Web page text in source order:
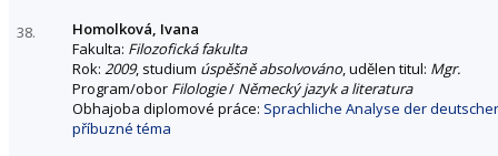
38.
Homolková, Ivana
Fakulta: Filozofická fakulta
Rok: 2009, studium úspěšně absolvováno, udělen titul: Mgr.
Program/obor Filologie/ Německý jazyk a literatura
Obhajoba diplomové práce: Sprachliche Analyse der
příbuzné téma